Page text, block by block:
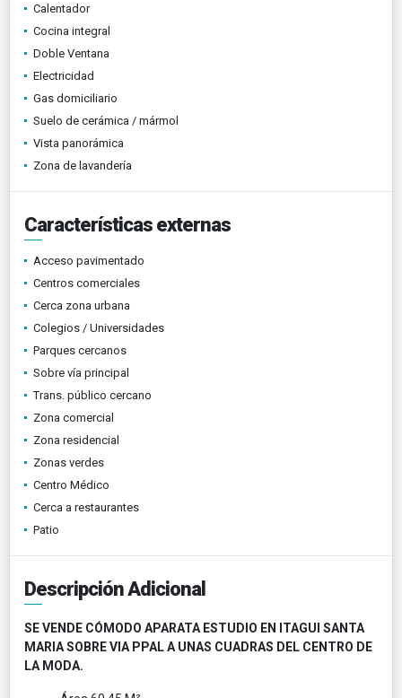
Calentador
Cocina integral
Doble Ventana
Electricidad
Gas domiciliario
Suelo de cerámica / mármol
Vista panorámica
Zona de lavandería
Características externas
Acceso pavimentado
Centros comerciales
Cerca zona urbana
Colegios / Universidades
Parques cercanos
Sobre vía principal
Trans. público cercano
Zona comercial
Zona residencial
Zonas verdes
Centro Médico
Cerca a restaurantes
Patio
Descripción Adicional
SE VENDE CÓMODO APARATA ESTUDIO EN ITAGUI SANTA
MARIA SOBRE VIA PPAL A UNAS CUADRAS DEL CENTRO DE
LA MODA.